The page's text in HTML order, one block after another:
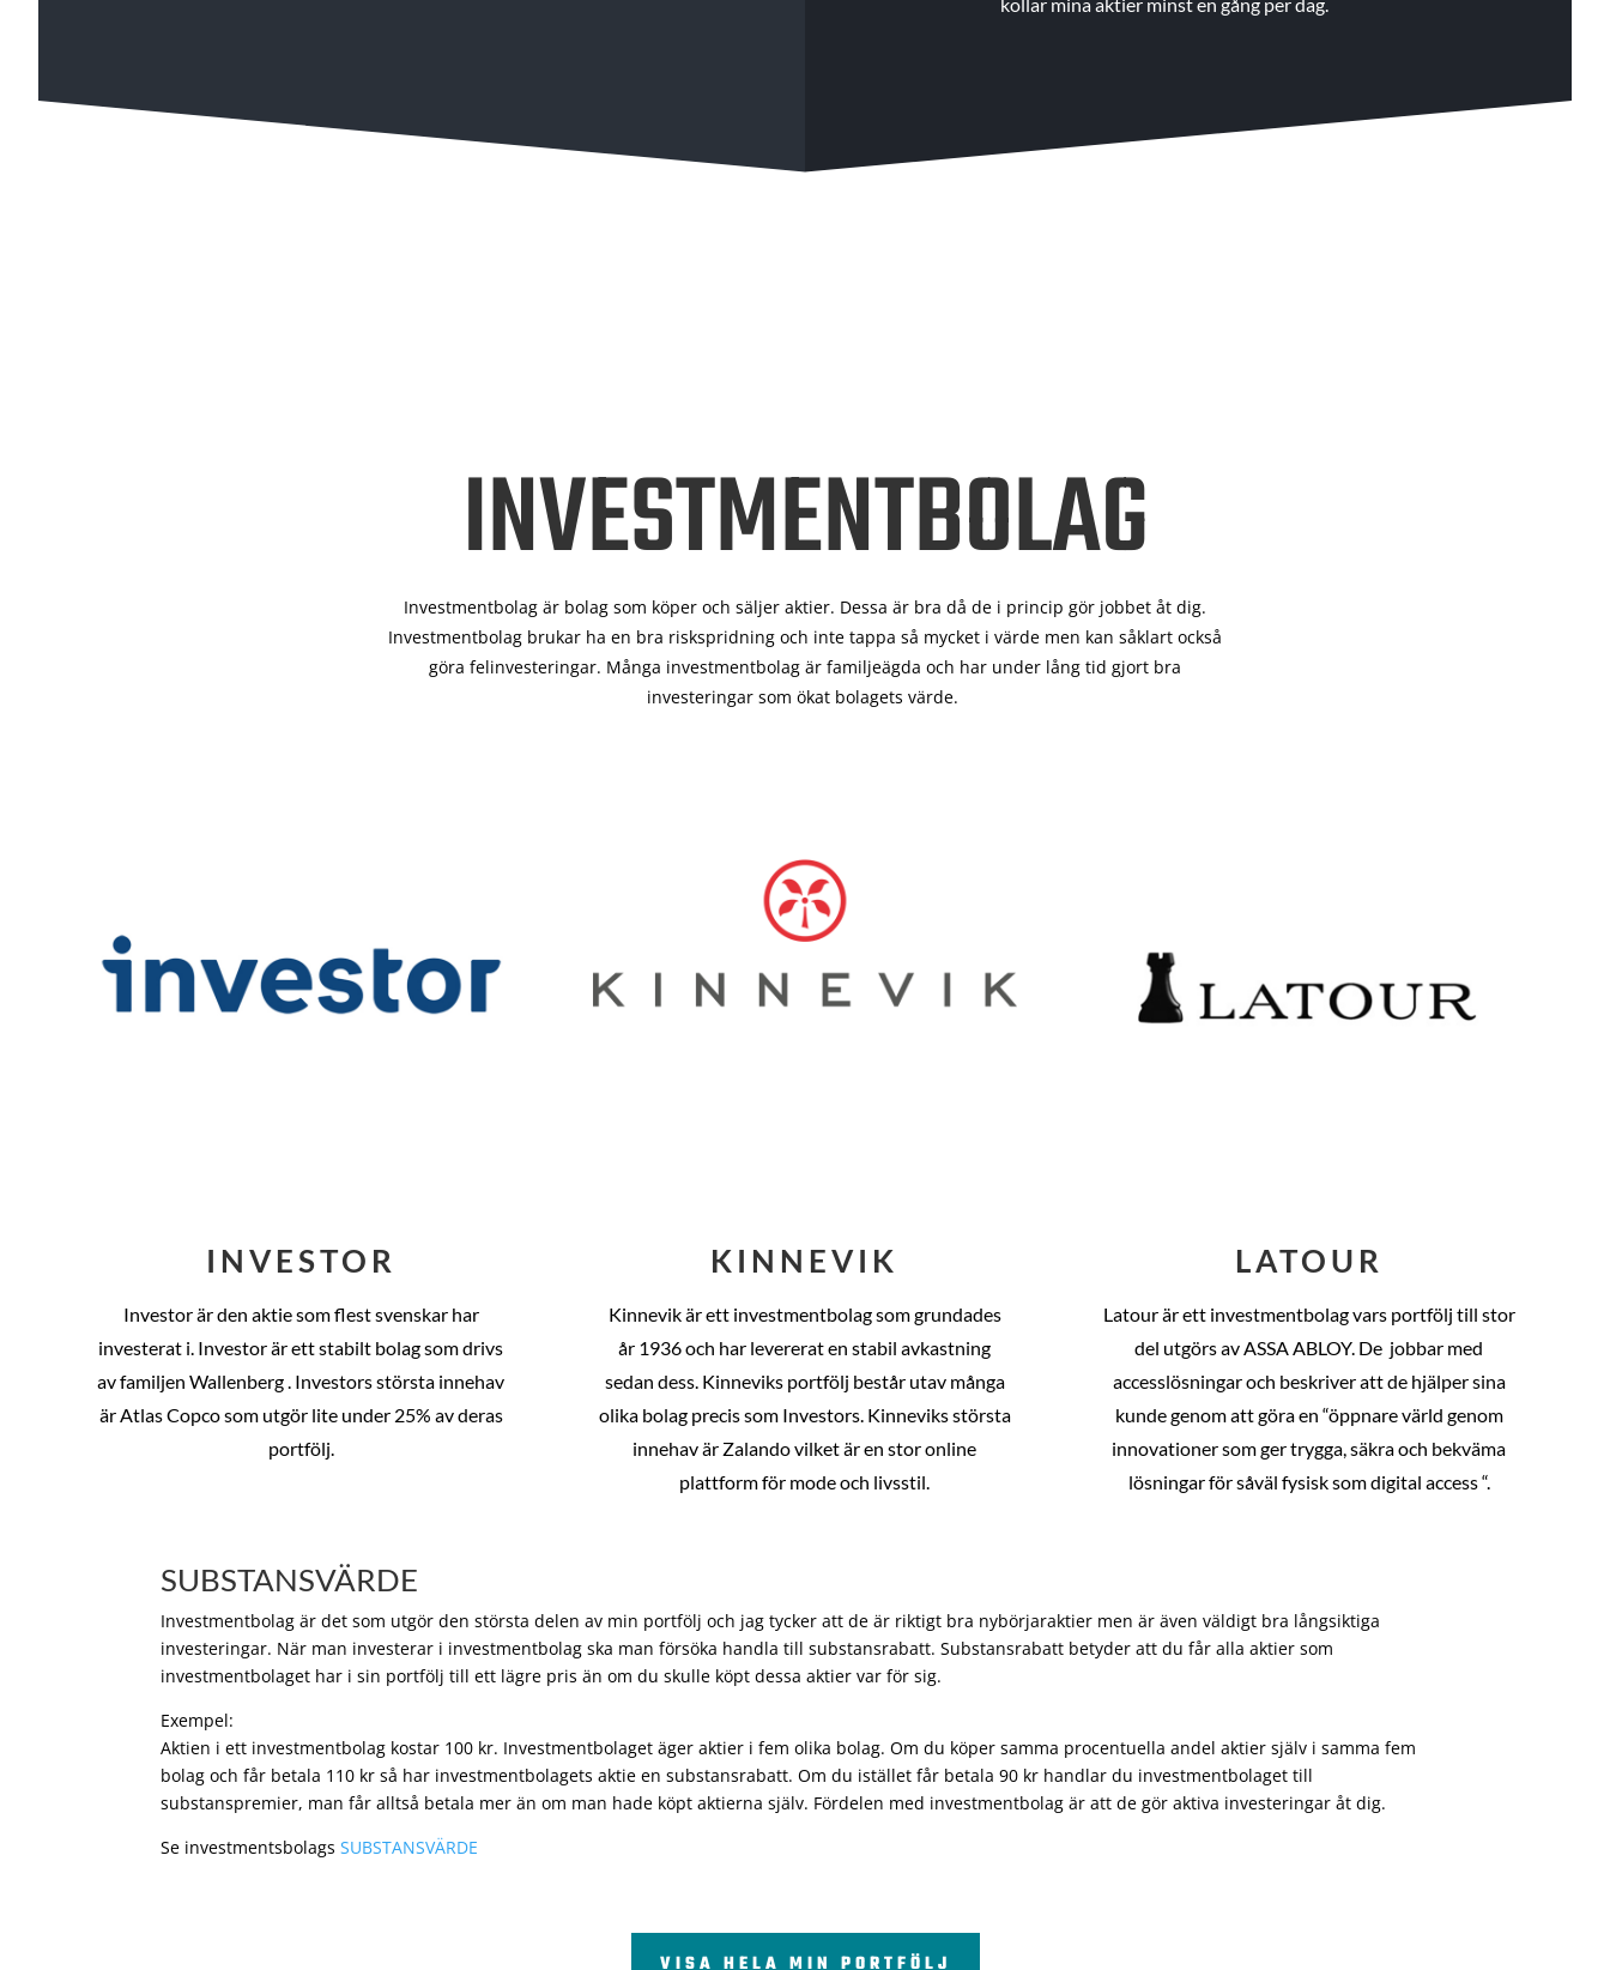
INVESTMENTBOLAG
Investmentbolag är bolag som köper och säljer aktier. Dessa är bra då de i princip gör jobbet åt dig.
Investmentbolag brukar ha en bra riskspridning och inte tappa så mycket i värde men kan såklart också
göra felinvesteringar. Många investmentbolag är familjeägda och har under lång tid gjort bra
investeringar som ökat bolagets värde.
INVESTOR
Investor är den aktie som flest svenskar har
investerat i. Investor är ett stabilt bolag som drivs
av familjen Wallenberg . Investors största innehav
är Atlas Copco som utgör lite under 25% av deras
portfölj.
KINNEVIK
Kinnevik är ett investmentbolag som grundades
år 1936 och har levererat en stabil avkastning
sedan dess. Kinneviks portfölj består utav många
olika bolag precis som Investors. Kinneviks största
innehav är Zalando vilket är en stor online
plattform för mode och livsstil.
LATOUR
Latour är ett investmentbolag vars portfölj till stor
del utgörs av ASSA ABLOY. De jobbar med
accesslösningar och beskriver att de hjälper sina
kunde genom att göra en “öppnare värld genom
innovationer som ger trygga, säkra och bekväma
lösningar för såväl fysisk som digital access “.
SUBSTANSVÄRDE
Investmentbolag är det som utgör den största delen av min portfölj och jag tycker att de är riktigt bra nybörjaraktier men är även väldigt bra långsiktiga
investeringar. När man investerar i investmentbolag ska man försöka handla till substansrabatt. Substansrabatt betyder att du får alla aktier som
investmentbolaget har i sin portfölj till ett lägre pris än om du skulle köpt dessa aktier var för sig.
Exempel:
Aktien i ett investmentbolag kostar 100 kr. Investmentbolaget äger aktier i fem olika bolag. Om du köper samma procentuella andel aktier själv i samma fem
bolag och får betala 110 kr så har investmentbolagets aktie en substansrabatt. Om du istället får betala 90 kr handlar du investmentbolaget till
substanspremier, man får alltså betala mer än om man hade köpt aktierna själv. Fördelen med investmentbolag är att de gör aktiva investeringar åt dig.
Se investmentsbolagsSUBSTANSVÄRDE
VISA HELA MIN PORTFÖLJ